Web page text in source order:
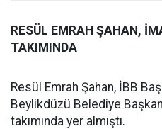
RESÜL EMRAH ŞAHAN,
TAKIMINDA
Resül Emrah Şahan, İBB
Beylikdüzü Belediye
takımında yer almıştı.